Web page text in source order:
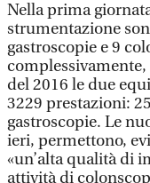
Nella prima
strumentazione
gastroscopie e 9
complessivamente,
del 2016 le due
3229 prestazioni:
gastroscopie. Le
ieri, permettono,
«un’alta qualità di
attività di